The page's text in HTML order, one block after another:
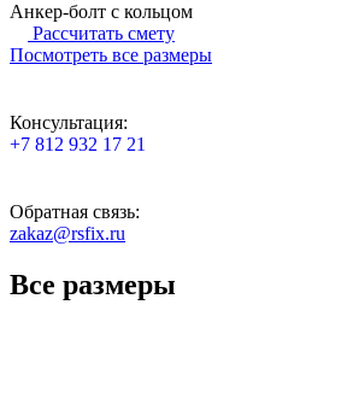
Анкер-болт с кольцом
Рассчитать смету
Посмотреть все размеры
Консультация:
+7 812 932 17 21
Обратная связь:
zakaz@rsfix.ru
Все размеры